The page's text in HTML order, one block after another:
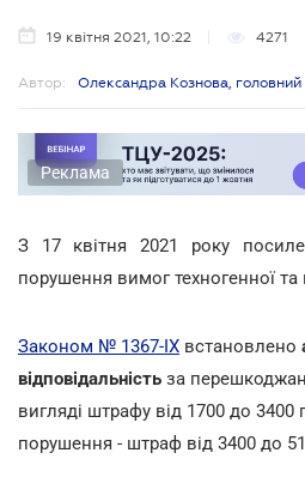
19 квітня 2021, 10:22 4271
Автор: Олександра Кознова, головний
Реклама
З 17 квітня 2021 року
порушення вимог техногенної
Законом № 1367-IX встановлено
відповідальність за
вигляді штрафу від 1700 до 3400
порушення - штраф від 3400 до